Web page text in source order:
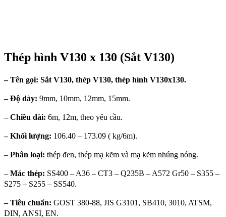
Thép hình V130 x 130 (Sắt V130)
– Tên gọi: Sắt V130, thép V130, thép hình V130x130.
– Độ dày: 9mm, 10mm, 12mm, 15mm.
– Chiều dài: 6m, 12m, theo yêu cầu.
– Khối lượng: 106.40 – 173.09 ( kg/6m).
– Phân loại: thép đen, thép mạ kẽm và mạ kẽm nhúng nóng.
– Mác thép: SS400 – A36 – CT3 – Q235B – A572 Gr50 – S355 –
S275 – S255 – SS540.
– Tiêu chuẩn: GOST 380-88, JIS G3101, SB410, 3010, ATSM,
DIN, ANSI, EN.